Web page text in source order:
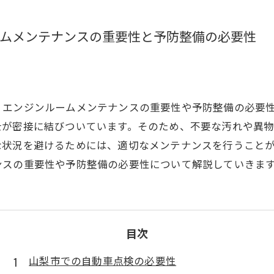
ンテナンスの重要性と予防整備の必要性
ンジンルームメンテナンスの重要性や予防整備の必要
密接に結びついています。そのため、不要な汚れや異
況を避けるためには、適切なメンテナンスを行うこと
の重要性や予防整備の必要性について解説していきま
目次
山梨市での自動車点検の必要性